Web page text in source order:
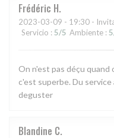
Frédéric H
2023-03-09 - 19:30 -
Servicio : 5/5 Ambiente : 5
On n'est pas déçu
c'est superbe. Du
deguster
Blandine C